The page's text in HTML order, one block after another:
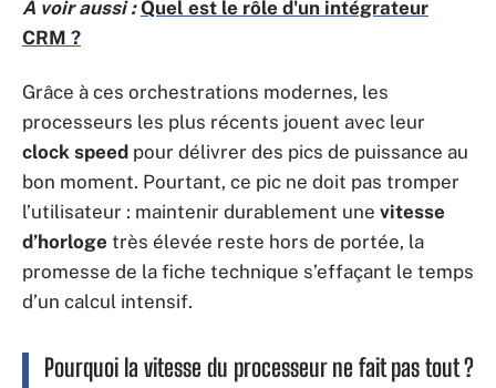
A voir aussi : Quel est le rôle d'un intégrateur
CRM ?
Grâce à ces orchestrations modernes, les
processeurs les plus récents jouent avec leur
clock speed pour délivrer des pics de puissance au
bon moment. Pourtant, ce pic ne doit pas tromper
l’utilisateur : maintenir durablement une vitesse
d’horloge très élevée reste hors de portée, la
promesse de la fiche technique s’effaçant le temps
d’un calcul intensif.
Pourquoi la vitesse du processeur ne fait pas tout ?